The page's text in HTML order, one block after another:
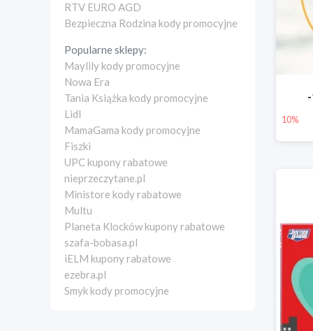
RTV EURO AGD
Bezpieczna Rodzina kody promocyjne
Popularne sklepy:
Maylily kody promocyjne
Nowa Era
Tania Książka kody promocyjne
Lidl
MamaGama kody promocyjne
Fiszki
UPC kupony rabatowe
nieprzeczytane.pl
Ministore kody rabatowe
Multu
Planeta Klocków kupony rabatowe
szafa-bobasa.pl
iELM kupony rabatowe
ezebra.pl
Smyk kody promocyjne
10%